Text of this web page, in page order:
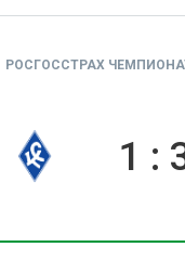
РОСГОССТРАХ
1 :